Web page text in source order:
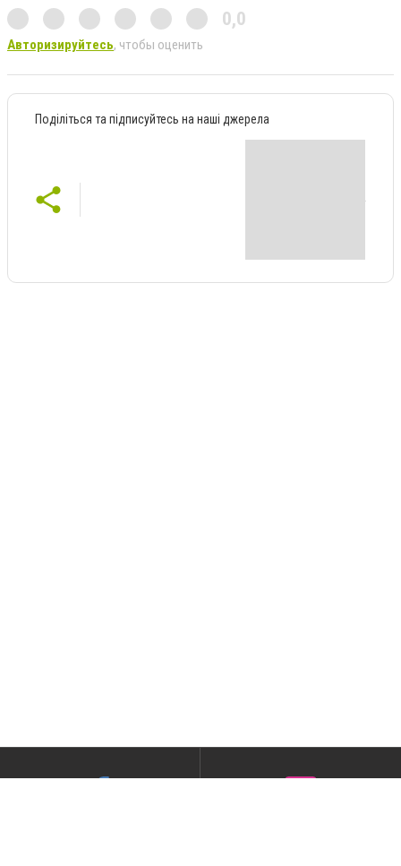
0,0
Авторизируйтесь, чтобы оценить
Поділіться та підписуйтесь на наші джерела